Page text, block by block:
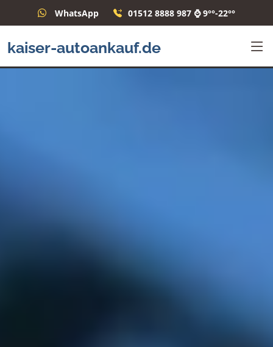
WhatsApp 01512 8888 987 ⌚ 9°°-22°°
kaiser-autoankauf.de